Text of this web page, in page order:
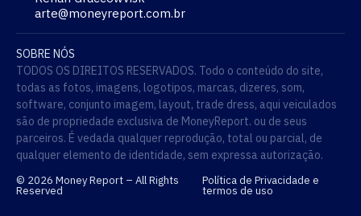
arte@moneyreport.com.br
SOBRE NÓS
TODOS OS DIREITOS RESERVADOS. Todo o conteúdo do site,
todas as fotos, imagens, logotipos, marcas, dizeres, som,
software, conjunto imagem, layout, trade dress, aqui veiculados
são de propriedade exclusiva de MoneyReport. ou de seus
parceiros. É vedada qualquer reprodução, total ou parcial, de
qualquer elemento de identidade, sem expressa autorização.
© 2026 Money Report – All Rights
Reserved
Política de Privacidade e
termos de uso